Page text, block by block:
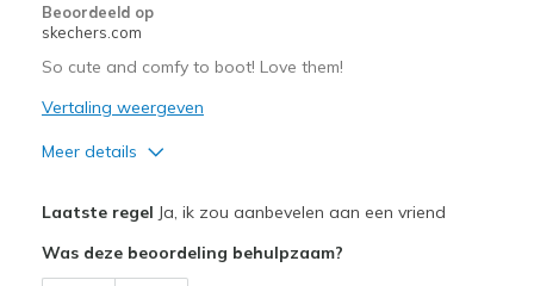
Beoordeeld op
skechers.com
So cute and comfy to boot! Love them!
Vertaling weergeven
Meer details
Comfortable
Laatste regel Ja, ik zou aanbevelen aan een vriend
Was deze beoordeling behulpzaam?